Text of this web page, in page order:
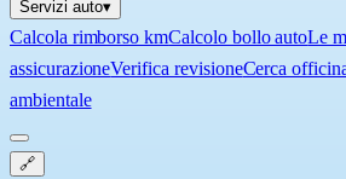
Servizi auto▾
Calcola rimborso kmCalcolo bollo autoLe
assicurazioneVerifica revisioneCerca
ambientale
🔗